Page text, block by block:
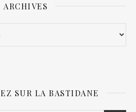
ARCHIVES
SUR LA BASTIDANE